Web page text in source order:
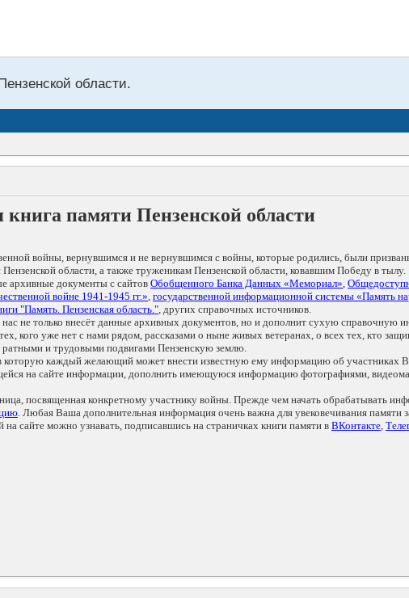
области.
книга памяти Пензенской области
войны, вернувшимся и не вернувшимся с войны, которые родились, были
области, а также труженикам Пензенской области, ковавшим Победу в тылу.
архивные документы с сайтов Обобщенного Банка Данных «Мемориал»,
войне 1941-1945 гг.», государственной информационной системы «Память
"Память. Пензенская область.", других справочных источников.
не только внесёт данные архивных документов, но и дополнит сухую справочную
кого уже нет с нами рядом, рассказами о ныне живых ветеранах, о всех тех, кто
ратными и трудовыми подвигами Пензенскую землю.
которую каждый желающий может внести известную ему информацию об участниках
на сайте информации, дополнить имеющуюся информацию фотографиями,
посвященная конкретному участнику войны. Прежде чем начать обрабатывать
. Любая Ваша дополнительная информация очень важна для увековечивания памяти
сайте можно узнавать, подписавшись на страничках книги памяти в ВКонтакте,